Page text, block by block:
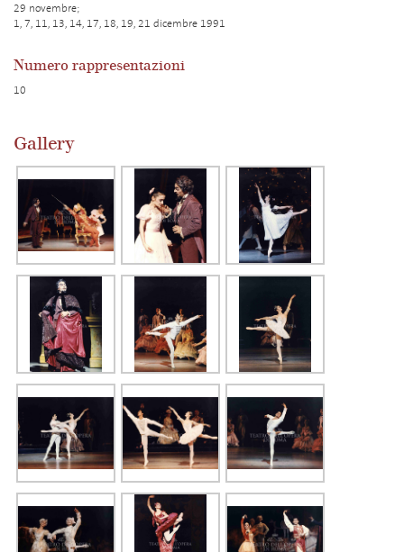
29 novembre;
1, 7, 11, 13, 14, 17, 18, 19, 21 dicembre 1991
Numero rappresentazioni
10
Gallery